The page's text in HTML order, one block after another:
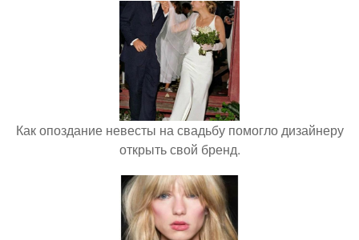
Как опоздание невесты на свадьбу помогло дизайнеру
открыть свой бренд.